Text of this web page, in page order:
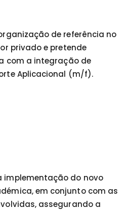
de referência no
privado e pretende
com a integração de
Aplicacional (m/f).
implementação do novo
em conjunto com as
assegurando a